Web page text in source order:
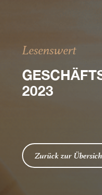
Lesenswert
2023
Zurück zur